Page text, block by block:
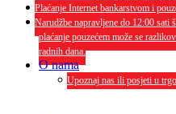
Plaćanje Internet bankarstvom i
Narudžbe napravljene do 12:00 sati
plaćanje pouzećem može se
radnih dana.
O nama
Upoznaj nas ili posjeti u
dekoriranja interijera i